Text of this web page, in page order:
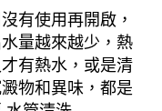
有使用再開啟，
量越來越少，熱
有熱水，或是清
物和異味，都是